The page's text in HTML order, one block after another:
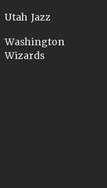
Utah Jazz
Washington
Wizards